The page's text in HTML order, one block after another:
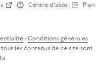
Centre d’aide
Plan
·Conditions générales
les contenus de ce site sont